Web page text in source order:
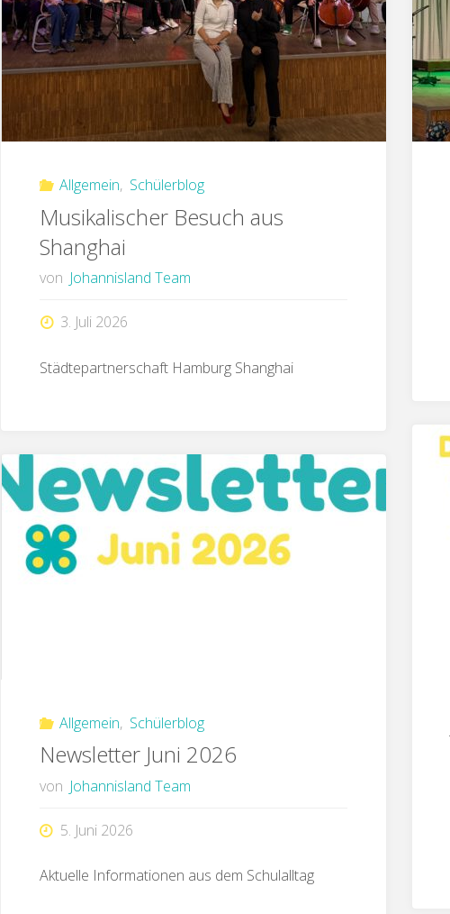
Allgemein, Schülerblog
Musikalischer Besuch aus
Shanghai
von Johannisland Team
3. Juli 2026
Städtepartnerschaft Hamburg Shanghai
Allgemein, Schülerblog
Newsletter Juni 2026
von Johannisland Team
5. Juni 2026
Aktuelle Informationen aus dem Schulalltag